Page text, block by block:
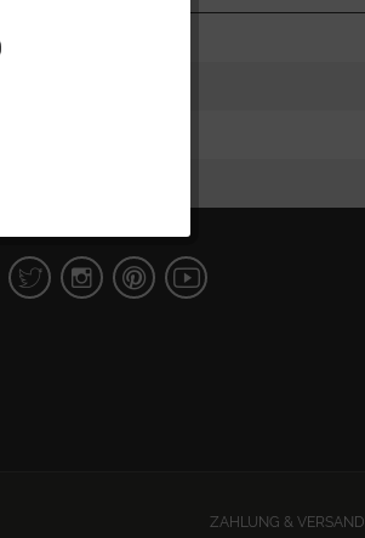
ZAHLUNG & VERSAND